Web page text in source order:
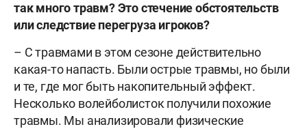
так много травм? Это стечение обстоятельств
или следствие перегруза игроков?
– С травмами в этом сезоне действительно
какая-то напасть. Были острые травмы, но были
и те, где мог быть накопительный эффект.
Несколько волейболисток получили похожие
травмы. Мы анализировали физические